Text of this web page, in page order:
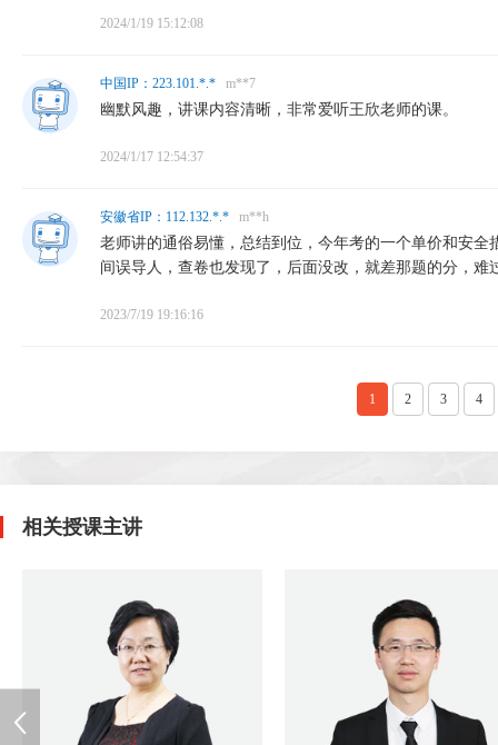
2024/1/19 15:12:08
中国IP：223.101.*.* m**7
幽默风趣，讲课内容清晰，非常爱听王欣老师的课。
2024/1/17 12:54:37
安徽省IP：112.132.*.* m**h
老师讲的通俗易懂，总结到位，今年考的一个单价和安
间误导人，查卷也发现了，后面没改，就差那题的分，难
2023/7/19 19:16:16
1 2 3 4
相关授课主讲